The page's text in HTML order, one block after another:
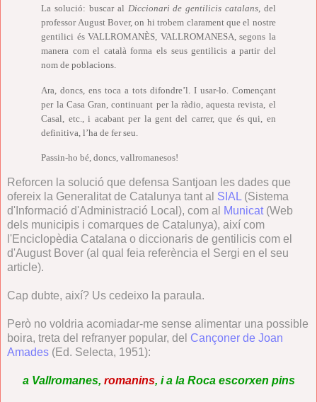
La solució: buscar al Diccionari de gentilicis catalans, del
professor August Bover, on hi trobem clarament que el nostre
gentilici és VALLROMANÈS, VALLROMANESA, segons la
manera com el català forma els seus gentilicis a partir del
nom de poblacions.
Ara, doncs, ens toca a tots difondre’l. I usar-lo. Començant
per la Casa Gran, continuant per la ràdio, aquesta revista, el
Casal, etc., i acabant per la gent del carrer, que és qui, en
definitiva, l’ha de fer seu.
Passin-ho bé, doncs, vallromanesos!
Reforcen la solució que defensa Santjoan les dades que
ofereix la Generalitat de Catalunya tant al SIAL (Sistema
d'Informació d'Administració Local), com al
Municat(Web
dels municipis i comarques de Catalunya), així com
l'Enciclopèdia Catalana o diccionaris de gentilicis com el
d'August Bover (al qual feia referència el Sergi en el seu
article).
Cap dubte, així? Us cedeixo la paraula.
Però no voldria acomiadar-me sense alimentar una possible
boira, treta del refranyer popular, del Cançoner de Joan
Amades (Ed. Selecta, 1951):
a Vallromanes, romanins, i a la Roca escorxen pins